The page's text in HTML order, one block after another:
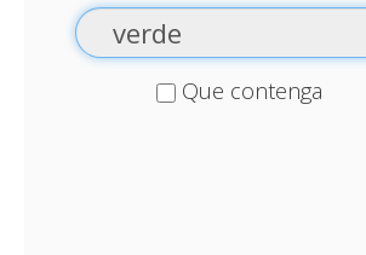
Que contenga